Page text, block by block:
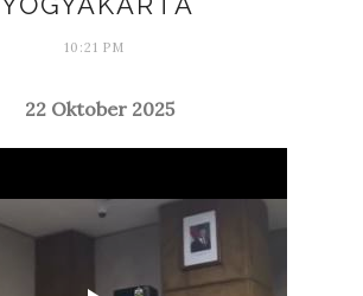
10:21 PM
22 Oktober 2025